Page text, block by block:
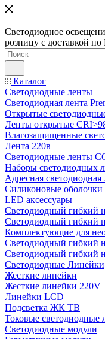
Светодиодное
розницу с доставкой
Каталог
Светодиодные ленты
Светодиодная лента
Открытые
Ленты открытые
Влагозащищенные
Лента 220в
Светодиодные ленты
Наборы светодиодных
Адресная светодиодная
Силиконовые
LED аксессуары
Светодиодный гибкий
Светодиодный гибкий
Комплектующие для
Светодиодный гибкий
Светодиодный гибкий
Светодиодные Линейки
Жесткие линейки
Жесткие линейки 220V
Линейки LCD
Подсветка ЖК ТВ
Токовые светодиодные
Светодиодные модули